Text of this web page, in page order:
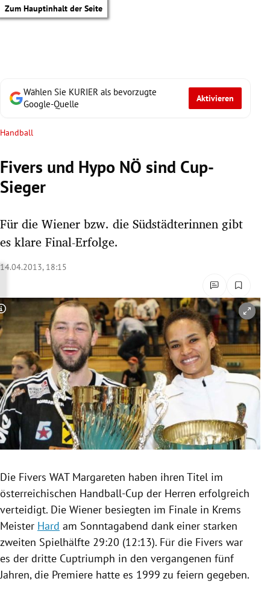
Zum Hauptinhalt der Seite
Untermenü
Untermenü
Untermenü
Untermenü
Untermenü
Untermenü
Untermenü
Wählen Sie KURIER als bevorzugte
Google-Quelle
Aktivieren
Handball
Fivers und Hypo NÖ sind Cup-
Sieger
Für die Wiener bzw. die Südstädterinnen gibt
es klare Final-Erfolge.
14.04.2013, 18:15
Copyright-Hinweis öffnen/schließen
Die Fivers WAT Margareten haben ihren Titel im
österreichischen Handball-Cup der Herren erfolgreich
verteidigt. Die Wiener besiegten im Finale in Krems
Meister Hard am Sonntagabend dank einer starken
zweiten Spielhälfte 29:20 (12:13). Für die Fivers war
es der dritte Cuptriumph in den vergangenen fünf
Jahren, die Premiere hatte es 1999 zu feiern gegeben.